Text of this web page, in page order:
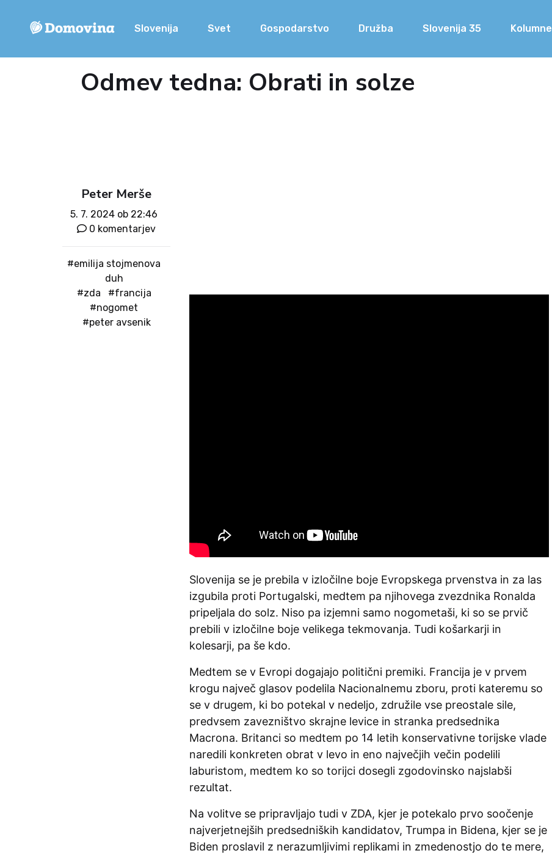
Slovenija Svet Gospodarstvo Družba Slovenija 35 Kolumne
Odmev tedna: Obrati in solze
Peter Merše
5. 7. 2024 ob 22:46
0 komentarjev
#emilija stojmenova
duh
#zda
#francija
#nogomet
#peter avsenik
Slovenija se je prebila v izločilne boje Evropskega prvenstva in za las
izgubila proti Portugalski, medtem pa njihovega zvezdnika Ronalda
pripeljala do solz. Niso pa izjemni samo nogometaši, ki so se prvič
prebili v izločilne boje velikega tekmovanja. Tudi košarkarji in
kolesarji, pa še kdo.
Medtem se v Evropi dogajajo politični premiki. Francija je v prvem
krogu največ glasov podelila Nacionalnemu zboru, proti kateremu so
se v drugem, ki bo potekal v nedeljo, združile vse preostale sile,
predvsem zavezništvo skrajne levice in stranka predsednika
Macrona. Britanci so medtem po 14 letih konservativne torijske vlade
naredili konkreten obrat v levo in eno največjih večin podelili
laburistom, medtem ko so torijci dosegli zgodovinsko najslabši
rezultat.
Na volitve se pripravljajo tudi v ZDA, kjer je potekalo prvo soočenje
najverjetnejših predsedniških kandidatov, Trumpa in Bidena, kjer se je
Biden proslavil z nerazumljivimi replikami in zmedenostjo do te mere,